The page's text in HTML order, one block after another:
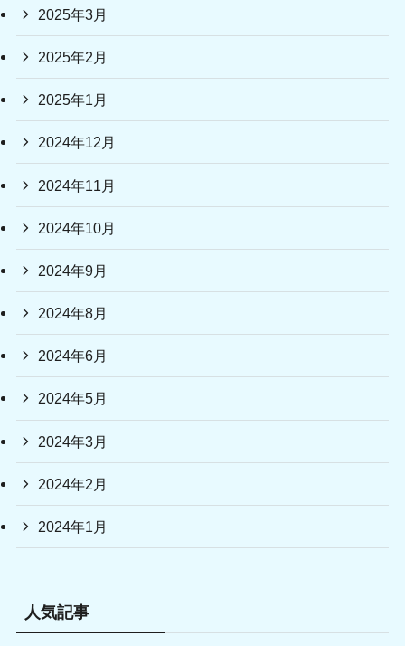
2025年3月
2025年2月
2025年1月
2024年12月
2024年11月
2024年10月
2024年9月
2024年8月
2024年6月
2024年5月
2024年3月
2024年2月
2024年1月
人気記事